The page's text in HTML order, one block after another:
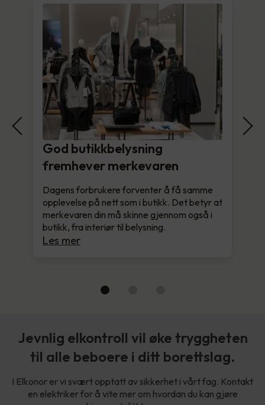
God butikkbelysning
fremhever merkevaren
Dagens forbrukere forventer å få samme
opplevelse på nett som i butikk. Det betyr at
merkevaren din må skinne gjennom også i
butikk, fra interiør til belysning.
Les mer
Jevnlig elkontroll vil øke tryggheten
til alle beboere i ditt borettslag.
I Elkonor er vi svært opptatt av sikkerhet i vårt fag. Kontakt
en elektriker for å vite mer om hvordan du kan gjøre